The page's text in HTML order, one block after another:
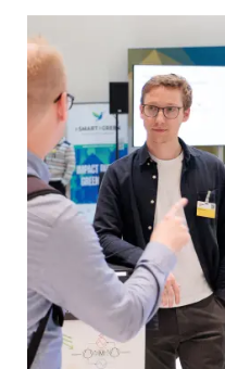
ECALIA arbeitet
Effizienz von
kann. Über KIGI
erfahrenen
beim Marktzugang